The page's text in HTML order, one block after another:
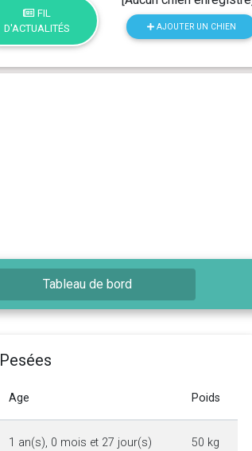
FIL
D'ACTUALITÉS
AJOUTER UN CHIEN
Tableau de bord
Pesées
Age Poids
1 an(s), 0 mois et 27 jour(s) 50 kg